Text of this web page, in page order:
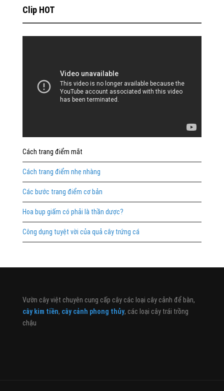
Clip HOT
Cách trang điểm mắt
Cách trang điểm nhẹ nhàng
Các bước trang điểm cơ bản
Hoa bụp giấm có phải là thần dược?
Công dụng tuyệt vời của quả cây trứng cá
Vườn cây việt chuyên cung cấp cây các loại cây cảnh để bàn,
cây kim tiền, cây cảnh phong thủy, các loại cây trái trồng
chậu